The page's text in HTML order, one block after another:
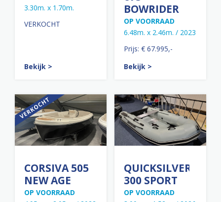
3.30m. x 1.70m.
VERKOCHT
Bekijk >
BOWRIDER
OP VOORRAAD
6.48m. x 2.46m. / 2023
Prijs: € 67.995,-
Bekijk >
CORSIVA 505
NEW AGE
OP VOORRAAD
QUICKSILVER
300 SPORT
OP VOORRAAD